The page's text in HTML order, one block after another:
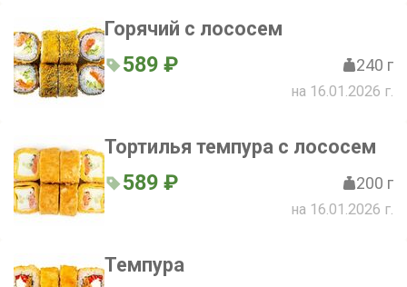
Горячий с лососем
589 ₽ 240 г
на 16.01.2026 г.
Тортилья темпура с лососем
589 ₽ 200 г
на 16.01.2026 г.
Темпура